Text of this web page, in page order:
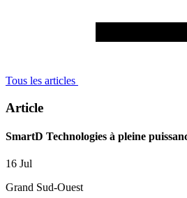
Tous les articles
Article
SmartD Technologies à pleine
16 Jul
Grand Sud-Ouest